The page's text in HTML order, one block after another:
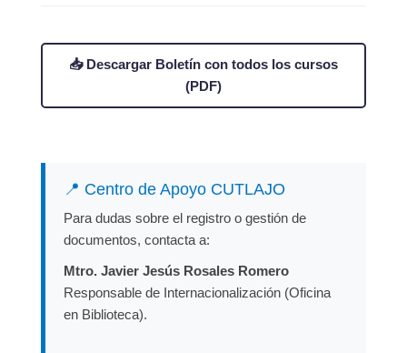
📥 Descargar Boletín con todos los cursos
(PDF)
📍 Centro de Apoyo CUTLAJO
Para dudas sobre el registro o gestión de
documentos, contacta a:
Mtro. Javier Jesús Rosales Romero
Responsable de Internacionalización (Oficina
en Biblioteca).